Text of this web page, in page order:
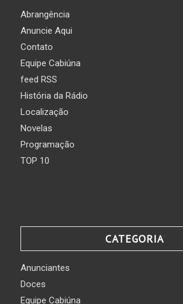
Abrangência
Anuncie Aqui
Contato
Equipe Cabiúna
feed RSS
História da Rádio
Localização
Novelas
Programação
TOP 10
CATEGORIA
Anunciantes
Doces
Equipe Cabiúna